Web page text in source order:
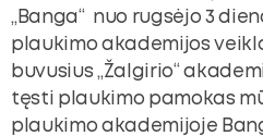
„Banga“ nuo rugsėjo 3
plaukimo akademijos
buvusius „Žalgirio“
tęsti plaukimo pamokas
plaukimo akademijoje